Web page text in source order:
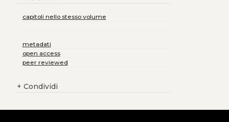
capitoli nello stesso volume
metadati
open access
peer reviewed
+ Condividi